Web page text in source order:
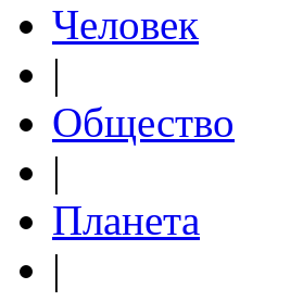
Человек
|
Общество
|
Планета
|